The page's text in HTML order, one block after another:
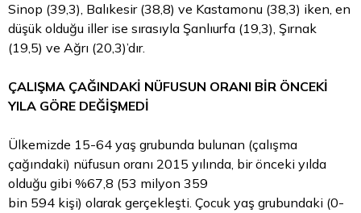
Sinop (39,3), Balıkesir (38,8) ve Kastamonu (38,3) iken, en
düşük olduğu iller ise sırasıyla Şanlıurfa (19,3), Şırnak
(19,5) ve Ağrı (20,3)’dır.
ÇALIŞMA ÇAĞINDAKİ NÜFUSUN ORANI BİR ÖNCEKİ
YILA GÖRE DEĞİŞMEDİ
Ülkemizde 15-64 yaş grubunda bulunan (çalışma
çağındaki) nüfusun oranı 2015 yılında, bir önceki yılda
olduğu gibi %67,8 (53 milyon 359
bin 594 kişi) olarak gerçekleşti. Çocuk yaş grubundaki (0-